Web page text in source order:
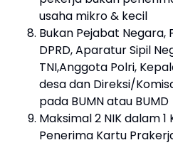
usaha mikro & kecil
Bukan Pejabat
DPRD, Aparatur Sipil
TNI,Anggota Polri,
desa dan Direksi/
pada BUMN atau BUMD
Maksimal 2 NIK dalam
Penerima Kartu